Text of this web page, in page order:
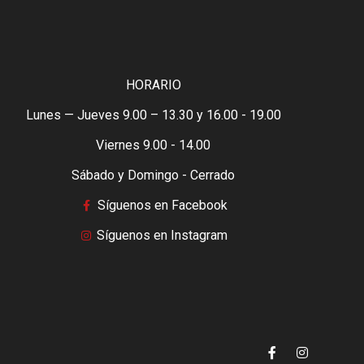
HORARIO
Lunes — Jueves 9.00 – 13.30 y 16.00 - 19.00
Viernes 9.00 - 14.00
Sábado y Domingo - Cerrado
Síguenos en Facebook
Síguenos en Instagram